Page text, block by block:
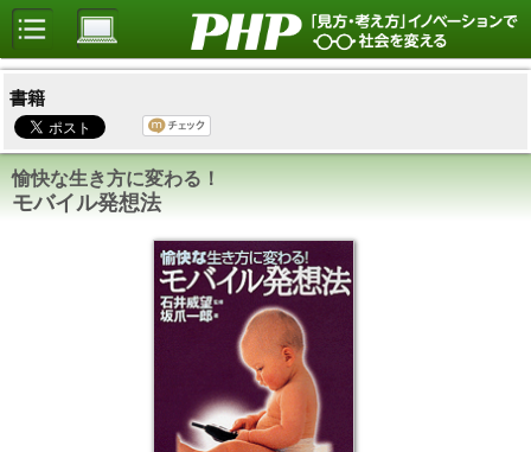
書籍
愉快な生き方に変わる！
モバイル発想法